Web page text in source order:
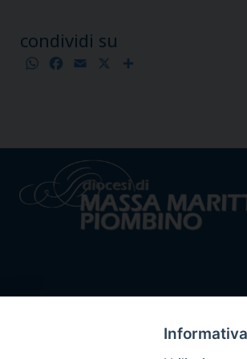
condividi su
WhatsApp
Facebook
Email
Informativa